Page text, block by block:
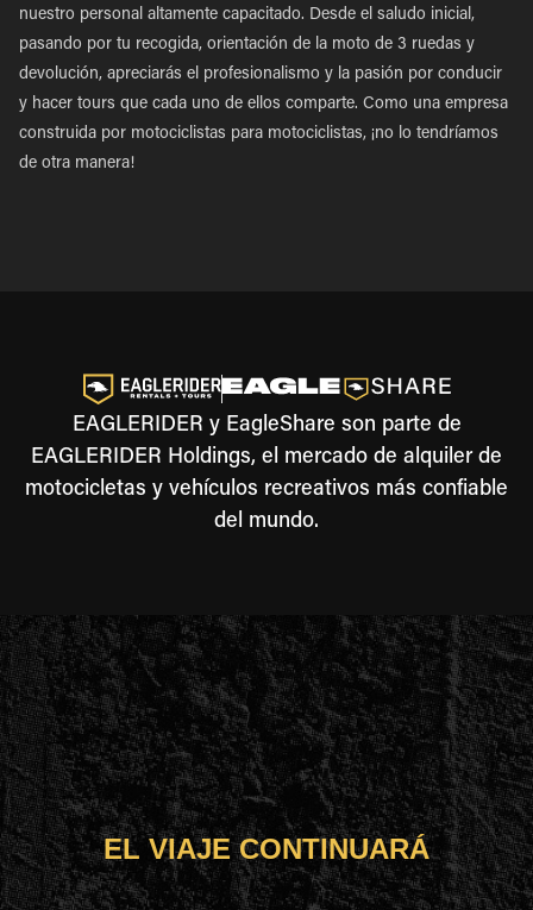
nuestro personal altamente capacitado. Desde el saludo inicial,
pasando por tu recogida, orientación de la moto de 3 ruedas y
devolución, apreciarás el profesionalismo y la pasión por conducir
y hacer tours que cada uno de ellos comparte. Como una empresa
construida por motociclistas para motociclistas, ¡no lo tendríamos
de otra manera!
EAGLERIDER y EagleShare son parte de
EAGLERIDER Holdings, el mercado de alquiler de
motocicletas y vehículos recreativos más confiable
del mundo.
EL VIAJE CONTINUARÁ